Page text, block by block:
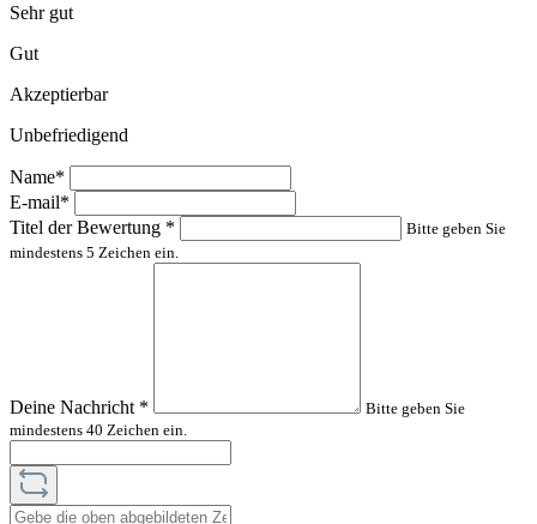
Sehr gut
Gut
Akzeptierbar
Unbefriedigend
Name*
E-mail*
Titel der Bewertung *
Bitte geben Sie
mindestens 5 Zeichen ein.
Deine Nachricht *
Bitte geben Sie
mindestens 40 Zeichen ein.